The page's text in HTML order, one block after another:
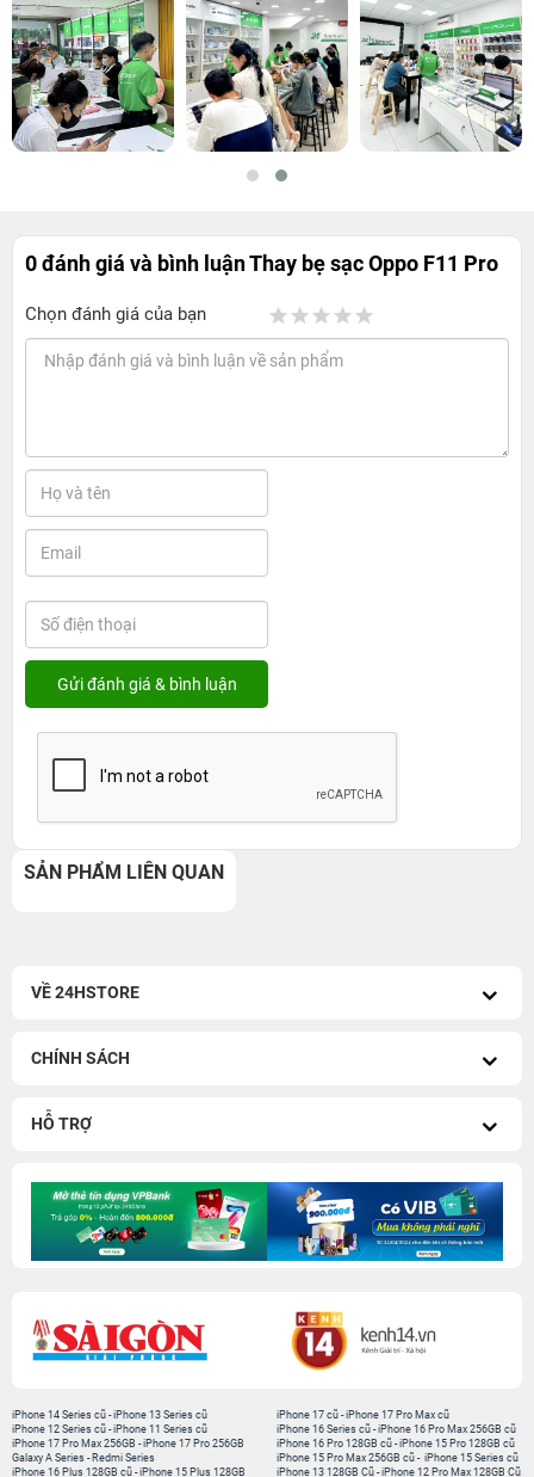
0 đánh giá và bình luậnThay bẹ sạc Oppo F11 Pro
Chọn đánh giá của bạn
SẢN PHẨM LIÊN QUAN
VỀ 24HSTORE
CHÍNH SÁCH
HỖ TRỢ
iPhone 14 Series cũ -iPhone 13 Series cũ
iPhone 12 Series cũ -iPhone 11 Series cũ
iPhone 17 Pro Max 256GB -iPhone 17 Pro 256GB
Galaxy A Series - Redmi Series
iPhone 17 cũ-iPhone 17 Pro Max cũ
iPhone 16 Series cũ- iPhone 16 Pro Max 256GB cũ
iPhone 16 Pro 128GB cũ-iPhone 15 Pro 128GB cũ
iPhone 15 Pro Max 256GB cũ- iPhone 15 Series cũ
iPhone 16 Plus 128GB cũ -iPhone 15 Plus 128GB
iPhone 13 128GB Cũ-iPhone 12 Pro Max 128GB Cũ